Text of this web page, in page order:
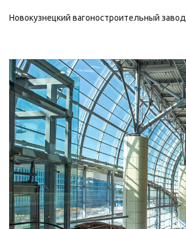
Новокузнецкий вагоностроительный завод
Смотреть проект